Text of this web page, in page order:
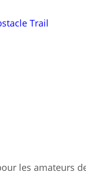
Trail
les amateurs